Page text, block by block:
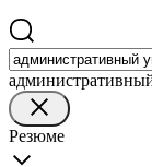
Резюме